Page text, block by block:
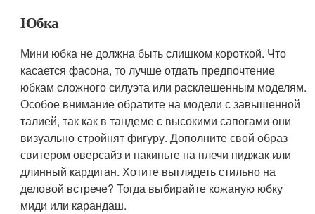
Юбка
Мини юбка не должна быть слишком короткой. Что
касается фасона, то лучше отдать предпочтение
юбкам сложного силуэта или расклешенным моделям.
Особое внимание обратите на модели с завышенной
талией, так как в тандеме с высокими сапогами они
визуально стройнят фигуру. Дополните свой образ
свитером оверсайз и накиньте на плечи пиджак или
длинный кардиган. Хотите выглядеть стильно на
деловой встрече? Тогда выбирайте кожаную юбку
миди или карандаш.